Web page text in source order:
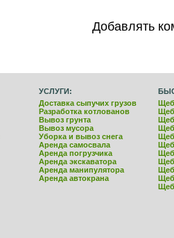
Добавлять
УСЛУГИ:
Доставка сыпучих грузов
Разработка котлованов
Вывоз грунта
Вывоз мусора
Уборка и вывоз снега
Аренда самосвала
Аренда погрузчика
Аренда экскаватора
Аренда манипулятора
Аренда автокрана